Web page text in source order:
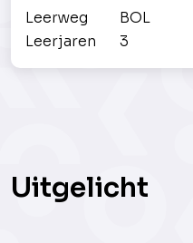
Leerweg
BOL
Leerjaren
3
Uitgelicht